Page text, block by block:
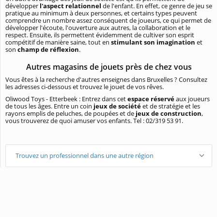
développer l'aspect relationnel de l'enfant. En effet, ce genre de jeu se
pratique au minimum à deux personnes, et certains types peuvent
comprendre un nombre assez conséquent de joueurs, ce qui permet de
développer l'écoute, l'ouverture aux autres, la collaboration et le
respect. Ensuite, ils permettent évidemment de cultiver son esprit
compétitif de manière saine, tout en stimulant son imagination et
son champ de réflexion.
Autres magasins de jouets près de chez vous
Vous êtes à la recherche d'autres enseignes dans Bruxelles ? Consultez
les adresses ci-dessous et trouvez le jouet de vos rêves.
Oliwood Toys - Etterbeek : Entrez dans cetespace réservéaux joueurs
de tous les âges. Entre un coin jeux de sociétéet de stratégie et les
rayons emplis de peluches, de poupées et de jeux de construction,
vous trouverez de quoi amuser vos enfants. Tel : 02/319 53 91.
Trouvez un professionnel dans une autre région